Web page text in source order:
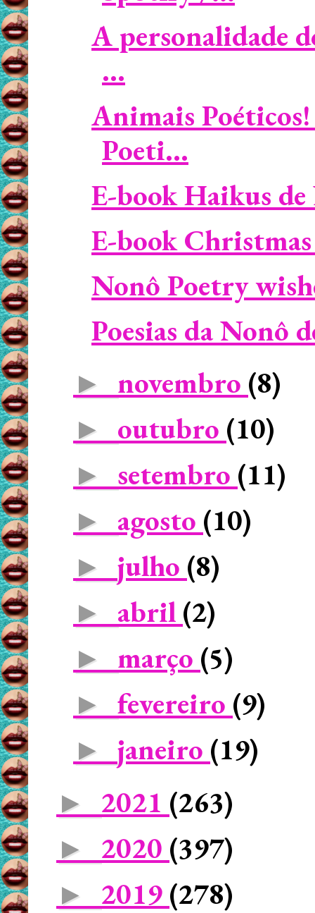
A personalidade
...
Animais
Poeti...
E-book Haikus
E-book
Nonô Poetry
Poesias da Nonô
► novembro (8)
► outubro (10)
► setembro (11)
► agosto (10)
► julho (8)
► abril (2)
► março (5)
► fevereiro (9)
► janeiro (19)
► 2021 (263)
► 2020 (397)
► 2019 (278)